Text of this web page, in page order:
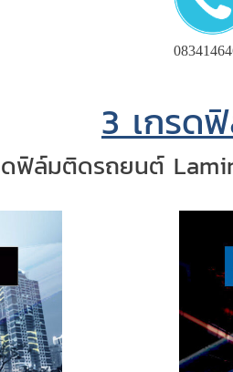
3 เกรด
ฟิล์มติดรถยนต์